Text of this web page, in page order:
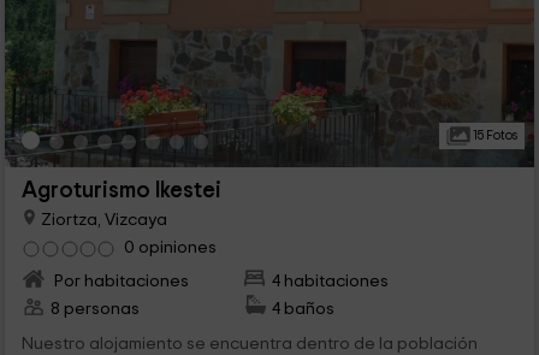
15 Fotos
Agroturismo Ikestei
Ziortza, Vizcaya
0 opiniones
Por habitaciones
4 habitaciones
8 personas
4 baños
Nuestro alojamiento se encuentra dentro de la población